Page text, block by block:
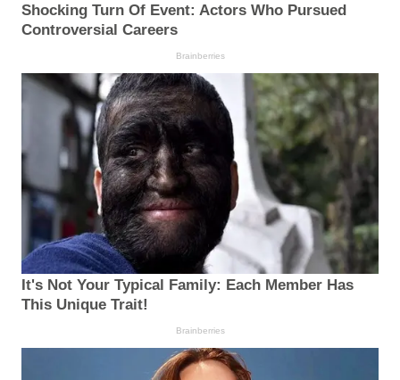
Shocking Turn Of Event: Actors Who Pursued
Controversial Careers
Brainberries
It's Not Your Typical Family: Each Member Has
This Unique Trait!
Brainberries